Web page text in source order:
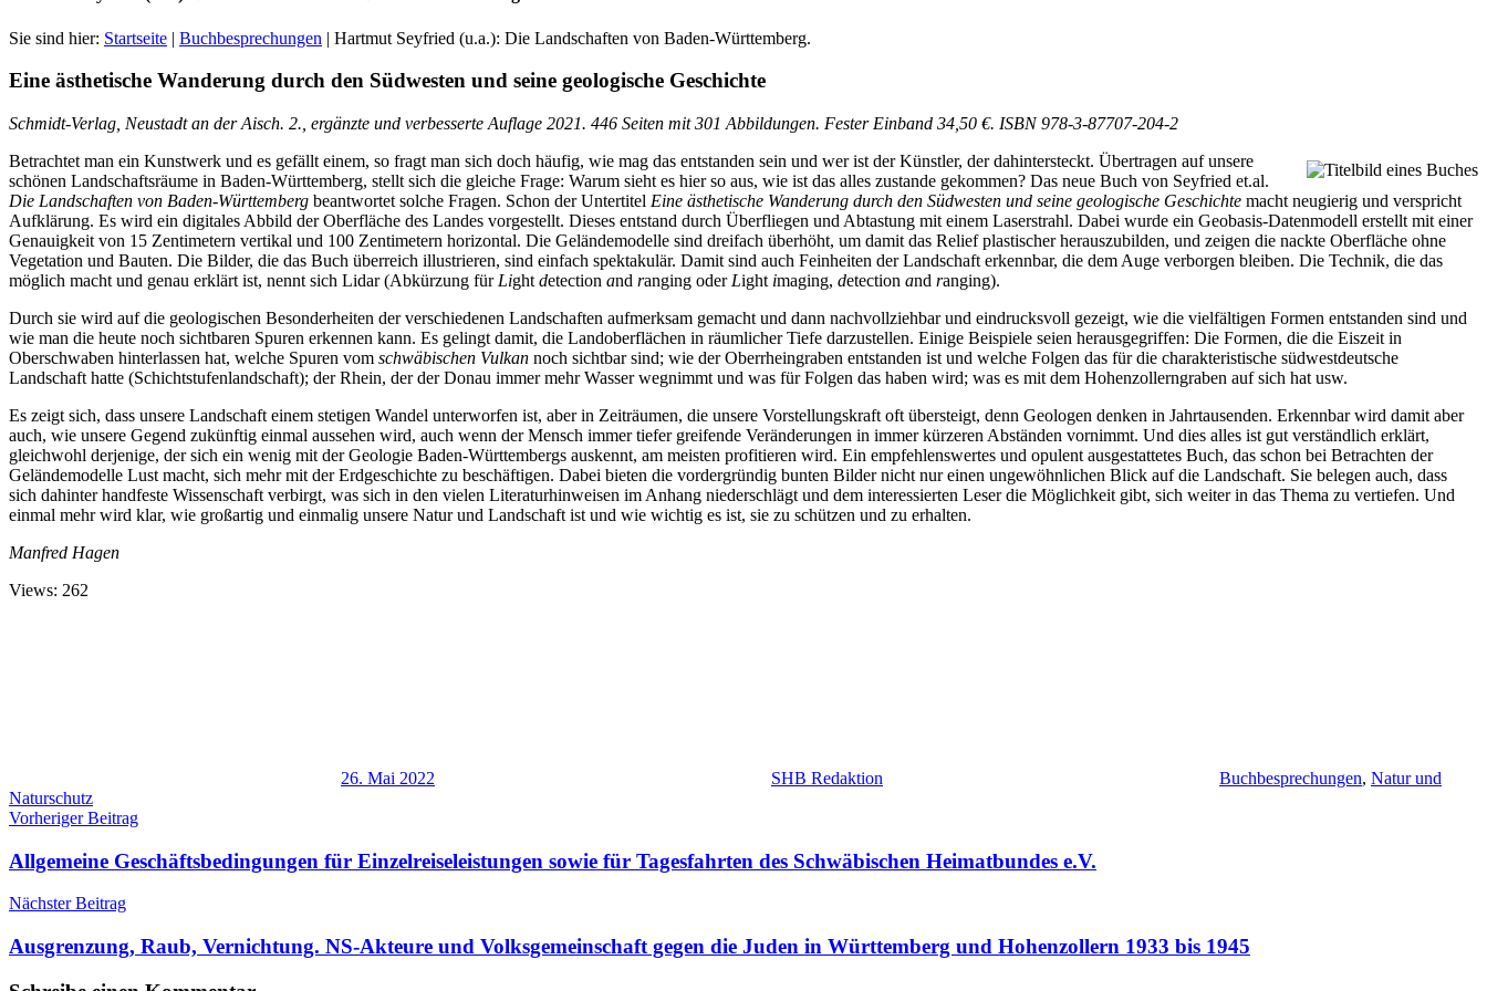
Sie sind hier: Startseite | Buchbesprechungen | Hartmut Seyfried (u.a.): Die Landschaften von Baden-Württemberg.
Eine ästhetische Wanderung durch den Südwesten und seine geologische Geschichte
Schmidt-Verlag, Neustadt an der Aisch. 2., ergänzte und verbesserte Auflage 2021. 446 Seiten mit 301 Abbildungen. Fester Einband 34,50 €. ISBN 978-3-87707-204-2
Betrachtet man ein Kunstwerk und es gefällt einem, so fragt man sich doch häufig, wie mag das entstanden sein und wer ist der Künstler, der dahintersteckt. Übertragen auf unsere
schönen Landschaftsräume in Baden-Württemberg, stellt sich die gleiche Frage: Warum sieht es hier so aus, wie ist das alles zustande gekommen? Das neue Buch von Seyfried et.al.
Die Landschaften von Baden-Württemberg beantwortet solche Fragen. Schon der Untertitel Eine ästhetische Wanderung durch den Südwesten und seine geologische Geschichte macht neugierig und verspricht
Aufklärung. Es wird ein digitales Abbild der Oberfläche des Landes vorgestellt. Dieses entstand durch Überfliegen und Abtastung mit einem Laserstrahl. Dabei wurde ein Geobasis-Datenmodell erstellt mit einer
Genauigkeit von 15 Zentimetern vertikal und 100 Zentimetern horizontal. Die Geländemodelle sind dreifach überhöht, um damit das Relief plastischer herauszubilden, und zeigen die nackte Oberfläche ohne
Vegetation und Bauten. Die Bilder, die das Buch überreich illustrieren, sind einfach spektakulär. Damit sind auch Feinheiten der Landschaft erkennbar, die dem Auge verborgen bleiben. Die Technik, die das
möglich macht und genau erklärt ist, nennt sich Lidar (Abkürzung für Light detection and ranging oder Light imaging, detection and ranging).
Durch sie wird auf die geologischen Besonderheiten der verschiedenen Landschaften aufmerksam gemacht und dann nachvollziehbar und eindrucksvoll gezeigt, wie die vielfältigen Formen entstanden sind und
wie man die heute noch sichtbaren Spuren erkennen kann. Es gelingt damit, die Landoberflächen in räumlicher Tiefe darzustellen. Einige Beispiele seien herausgegriffen: Die Formen, die die Eiszeit in
Oberschwaben hinterlassen hat, welche Spuren vom schwäbischen Vulkan noch sichtbar sind; wie der Oberrheingraben entstanden ist und welche Folgen das für die charakteristische südwestdeutsche
Landschaft hatte (Schichtstufenlandschaft); der Rhein, der der Donau immer mehr Wasser wegnimmt und was für Folgen das haben wird; was es mit dem Hohenzollerngraben auf sich hat usw.
Es zeigt sich, dass unsere Landschaft einem stetigen Wandel unterworfen ist, aber in Zeiträumen, die unsere Vorstellungskraft oft übersteigt, denn Geologen denken in Jahrtausenden. Erkennbar wird damit aber
auch, wie unsere Gegend zukünftig einmal aussehen wird, auch wenn der Mensch immer tiefer greifende Veränderungen in immer kürzeren Abständen vornimmt. Und dies alles ist gut verständlich erklärt,
gleichwohl derjenige, der sich ein wenig mit der Geologie Baden-Württembergs auskennt, am meisten profitieren wird. Ein empfehlenswertes und opulent ausgestattetes Buch, das schon bei Betrachten der
Geländemodelle Lust macht, sich mehr mit der Erdgeschichte zu beschäftigen. Dabei bieten die vordergründig bunten Bilder nicht nur einen ungewöhnlichen Blick auf die Landschaft. Sie belegen auch, dass
sich dahinter handfeste Wissenschaft verbirgt, was sich in den vielen Literaturhinweisen im Anhang niederschlägt und dem interessierten Leser die Möglichkeit gibt, sich weiter in das Thema zu vertiefen. Und
einmal mehr wird klar, wie großartig und einmalig unsere Natur und Landschaft ist und wie wichtig es ist, sie zu schützen und zu erhalten.
Manfred Hagen
Views: 262
26. Mai 2022 SHB Redaktion Buchbesprechungen, Natur und
Naturschutz
Beitragsnavigation
Vorheriger Beitrag
Allgemeine Geschäftsbedingungen für Einzelreiseleistungen sowie für Tagesfahrten des Schwäbischen Heimatbundes e.V.
Nächster Beitrag
Ausgrenzung, Raub, Vernichtung. NS-Akteure und Volksgemeinschaft gegen die Juden in Württemberg und Hohenzollern 1933 bis 1945